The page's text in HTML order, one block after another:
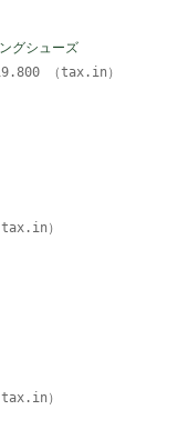
グシューズ
（tax.in）
）
）